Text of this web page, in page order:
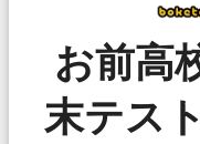
お前高
末テス